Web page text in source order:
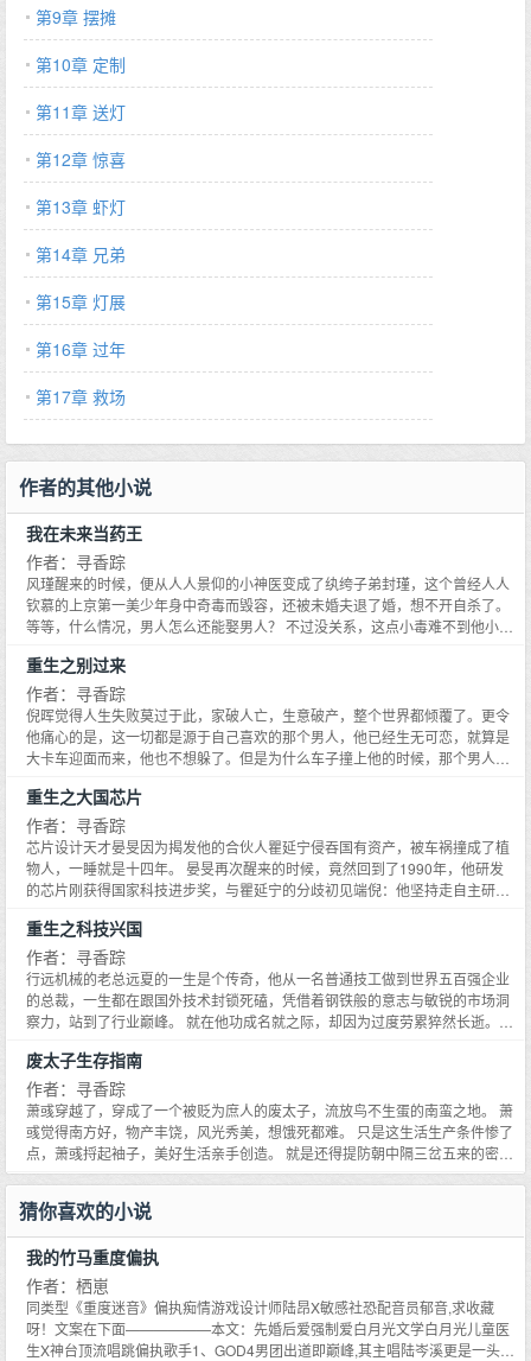
忧国忧民的皇后忙起来。这是一篇种田基建文。-----------------------
作者已完结言情文《重回1988》《高不可攀》《男主他不让我混吃
等死》《又见1982》《命中注定》《重生之奋斗在激情年代》等,
请专栏自取食用。…
第9章 摆摊
第10章 定制
第11章 送灯
第12章 惊喜
第13章 虾灯
第14章 兄弟
第15章 灯展
第16章 过年
第17章 救场
作者的其他小说
我在未来当药王
作者：寻香踪
风瑾醒来的时候，便从人人景仰的小神医变成了纨绔子弟封瑾，这个曾经人人
钦慕的上京第一美少年身中奇毒而毁容，还被未婚夫退了婚，想不开自杀了。
等等，什么情况，男人怎么还能娶男人？ 不过没关系，这点小毒难不到他小神
天下第一奇毒都毁不了他的容，下次还是用硫酸吧。 风瑾又一次看着躺在他院
子里挣扎的歹徒，皱眉对躺椅上的前特种兵说：麻烦下次别在我药圃里解决好
么？把我的药压坏了。 成君昊无奈地摊手：那不是杂草吗？ 风瑾赏他个白眼：
百草都是药，懂不懂？你病已经好了，怎么还不回去？明明瘫痪已经治好了，
怎么还赖在他家不走啊。 成君昊呲牙一笑：你救了我的命，我决定以身相许，
颜神医受 x 特种兵攻 本故事纯属虚构，不要用其中的方子去救人，全都是瞎胡
扯！ 作者下一篇待开的现耽文轻灵异文《一不小心把仇鸟养大了》by寻香踪，
求个收藏 APP小天使请搜专栏进行收藏 电脑请戳： 手机请戳： 梧桐树受VS凤
凰攻 文案 梧桐修炼几千年好不容易才修成人型，巴巴地从深山来到人间寻找自
己丢失的精魄。却在自己的本体树下捡到了一只没长毛的傻鸟，作为动物爱好
者，梧桐自然是要将傻鸟养起来了。结果傻鸟越长越华丽，等等，这不是当初
涅槃时引来天火烧了自己的凤凰吗？ 一不小心把自己的仇人养大了肿么办？是
杀了吃呢还是杀了吃呢？ 梧桐扶着酸痛的腰看着将自己吃干抹净的凤凰，唉，
心慈手软的下场就是被吃。
重生之别过来
作者：寻香踪
倪晖觉得人生失败莫过于此，家破人亡，生意破产，整个世界都倾覆了。更令
他痛心的是，这一切都是源于自己喜欢的那个男人，他已经生无可恋，就算是
大卡车迎面而来，他也不想躲了。但是为什么车子撞上他的时候，那个男人会
自己，仿佛自己是一块大肥肉，倪晖惊叫一声：变态，别过来！PS：双重生，
你追我躲的故事，至于谁养成谁，那就看谁的本领大了。第一章：1992万岁倪
晖是被一阵急雨敲打雨棚的声音惊醒的，他睁开眼睛，发现自己躺在床上，四
周一片漆黑，看不到所处的环境。窗户没关，外面雨下得非常大，雨水已经溅
到了床上，落在了他的脸上、胳膊上，湿漉漉的，感觉并不难受，丝丝沁凉，
有疼痛的感觉，心下觉得奇怪，伸手摸了摸脑袋和身上，并没有任何痛楚的感
觉，也没有被包扎的痕迹。自己没事，被救了？那水向东呢，他怎么样了？倪
晖躺在那儿，努力回忆着失去意识前的那一刻，那辆大卡车开过来的时候，自
己全然没有闪避，反正他也不想活了。就在卡车撞上他的那一瞬间，他听见有
人在惊呼自己的名字，他猛地转头，看见水向东朝自己扑了过来，然而一切都
迟了，剧痛来临的时候，他勾了勾嘴角，释然地笑了：死了最好，一了百了！
但是，为什么没有死？活着干什么，活着受人折磨，给人蹂躏、作践？外面突
然闪过一道巨大的闪电，将整个屋子照得通亮，两秒钟后，闪电消失，四周归
于黑暗。但这两秒钟，也足以让倪晖看清室内的环境了，他有种莫名的熟悉
感，但不是他的公寓，他皱起眉头努力想，这是他曾经的家。他怎么回到这里
来了，谁带他来的？倪晖从床上跳下来，想去摸电灯开关，在墙上摸了半天才
想起来，这个屋子的灯开关好像是根灯绳，就在床头上拴着。于是他走到床
边，摸到了灯绳，用力一拉，啪嗒一声，屋子里亮起了暖黄的光，确实是很多
年前的那个房间，十岁之前，他一直都住在这里，墙壁上还贴着一张83版《射
雕英雄传》里郭靖和黄蓉的海报。
重生之大国芯片
作者：寻香踪
芯片设计天才晏旻因为揭发他的合伙人瞿延宁侵吞国有资产，被车祸撞成了植
物人，一睡就是十四年。 晏旻再次醒来的时候，竟然回到了1990年，他研发
的芯片刚获得国家科技进步奖，与瞿延宁的分歧初见端倪：他坚持走自主研发
地递交了辞呈，他要证明自主研发的道路是正确的，用实力击败瞿延宁。 ------
------- 单干后，技术宅晏旻惊恐地发现：生意还没开张，钱就快没了，员工的
工资快发不起了！怎么办？ 就在他一筹莫展之际，有人敲开了他的办公室，笑
盈盈地问：晏总，缺合伙人吗？ 晏旻看着蔺征西的桃花眼，又惊又喜：你、你
怎么回来了？这个男人在他成植物人后照顾了他十四年，他曾发誓要以身相许
十年修得同船渡，没准还能修得共枕眠呢。 晏旻红了耳朵，哼了一声：想得
美！语气却不那么坚定。 蔺征西继续诱惑：我有资金、有技术、还有人脉，咱
们双剑合璧，所向披靡。瞿延宁算什么？美国佬咱也不怕。咱俩联手打造一个
芯片王国，不好吗？ 晏旻很难不心动：好！ 少年天才技术受vs深情温柔总裁攻
重生之科技兴国
作者：寻香踪
行远机械的老总远夏的一生是个传奇，他从一名普通技工做到世界五百强企业
的总裁，一生都在跟国外技术封锁死磕，凭借着钢铁般的意志与敏锐的市场洞
察力，站到了行业巅峰。 就在他功成名就之际，却因为过度劳累猝然长逝。举
他17岁，父亲殉职，母亲带着最小的弟弟妹妹和父亲的抚恤金改嫁，大妹远秋
病得气息奄奄。 远夏对母亲说：改嫁可以，把我弟妹和我爸的抚恤金都留下！
这次，他要救活大妹，绝不会再让这个不负责的女人联合外人来虐待他的弟弟
妹妹。 郁行一绝望了！斥巨资买来的救命稻草进口机床竟是一堆没法运转的废
铁，年纪比他爷爷还要老！ 眼看工厂就要倒闭，一个漂亮瘦弱的男孩走进车
间：我会修。 在远夏灵巧双手的摆弄下，那台老机器终于顺利运转起来。 郁行
一激动地抓紧远夏满是机油的手：小同志，太感谢了！有什么要求你尽管提！
远夏眼中水雾氤氲，望着他曾经英年早逝的爱人，悄悄在心中说：我要你！这
一次，我不会将你让给任何人。我要我们一起长命百岁，见证中国重工的辉
煌。 一句话简介：继承上亿遗产后豪门老攻回来了。
废太子生存指南
作者：寻香踪
萧彧穿越了，穿成了一个被贬为庶人的废太子，流放鸟不生蛋的南蛮之地。 萧
彧觉得南方好，物产丰饶，风光秀美，想饿死都难。 只是这生活生产条件惨了
点，萧彧捋起袖子，美好生活亲手创造。 就是还得提防朝中隔三岔五来的密探
和刺客，不过也不怕，好吃好喝招待，还怕他们不嘴软？ 密探回去后汇报：废
色，连儿子都生不出来，必定对权位没了兴趣。 萧彧从左拥右抱中抽出胳膊：
起开起开，小爷这是权宜之计，逢场作戏而已。 右抱对左拥说：打一场，谁赢
就谁追。 裴凛之冷冷瞥他一眼：手下败将，我与殿下同衾而眠的时候你还不知
道在哪吃土呢。 不买股，1V1，种田基建文。
猜你喜欢的小说
我的竹马重度偏执
作者：栖崽
同类型《重度迷音》偏执痴情游戏设计师陆昂X敏感社恐配音员郁音,求收藏
呀！文案在下面——————本文：先婚后爱强制爱白月光文学白月光儿童医
生X神台顶流唱跳偏执歌手1、GOD4男团出道即巅峰,其主唱陆岑溪更是一头璀